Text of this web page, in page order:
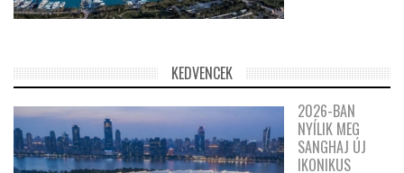
KEDVENCEK
2026-BAN
NYÍLIK MEG
SANGHAJ ÚJ
IKONIKUS